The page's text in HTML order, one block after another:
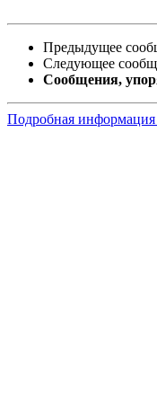
Предыдущее
Следующее
Сообщения,
Подробная